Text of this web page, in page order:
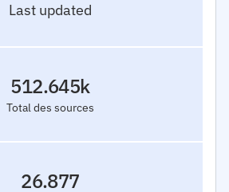
Last updated
Total des sources
512.645k
26.877